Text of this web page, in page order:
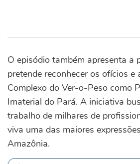
O episódio também apresenta a
pretende reconhecer os ofícios e
Complexo do Ver-o-Peso como
Imaterial do Pará. A iniciativa
trabalho de milhares de
viva uma das maiores
Amazônia.